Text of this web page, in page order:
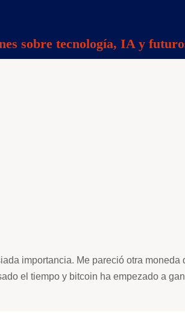
sobre tecnología, IA y
importancia. Me pareció otra
el tiempo y bitcoin ha empezado a